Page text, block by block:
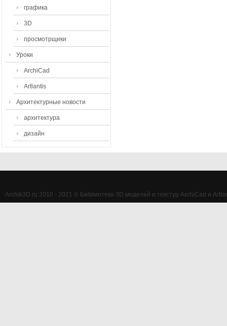
графика
3D
просмотрщики
Уроки
ArchiCad
Artlantis
Архитектурные новости
архитектура
дизайн
Archik3D.ru 2010 - 2021 © Библиотека 3D моделей и текстур ArchiCad и